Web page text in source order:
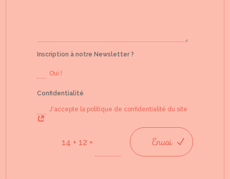
Inscription à notre Newsletter ?
Oui !
Confidentialité
J'accepte la politique de confidentialité du site
14 + 12 = Envoi